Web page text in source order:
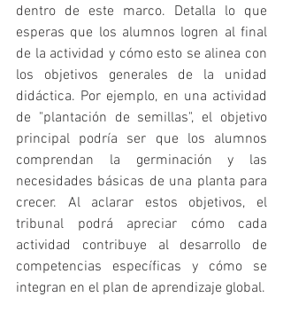
dentro de este marco. Detalla lo que
esperas que los alumnos logren al final
de la actividad y cómo esto se alinea con
los objetivos generales de la unidad
didáctica. Por ejemplo, en una actividad
de "plantación de semillas", el objetivo
principal podría ser que los alumnos
comprendan la germinación y las
necesidades básicas de una planta para
crecer. Al aclarar estos objetivos, el
tribunal podrá apreciar cómo cada
actividad contribuye al desarrollo de
competencias específicas y cómo se
integran en el plan de aprendizaje global.